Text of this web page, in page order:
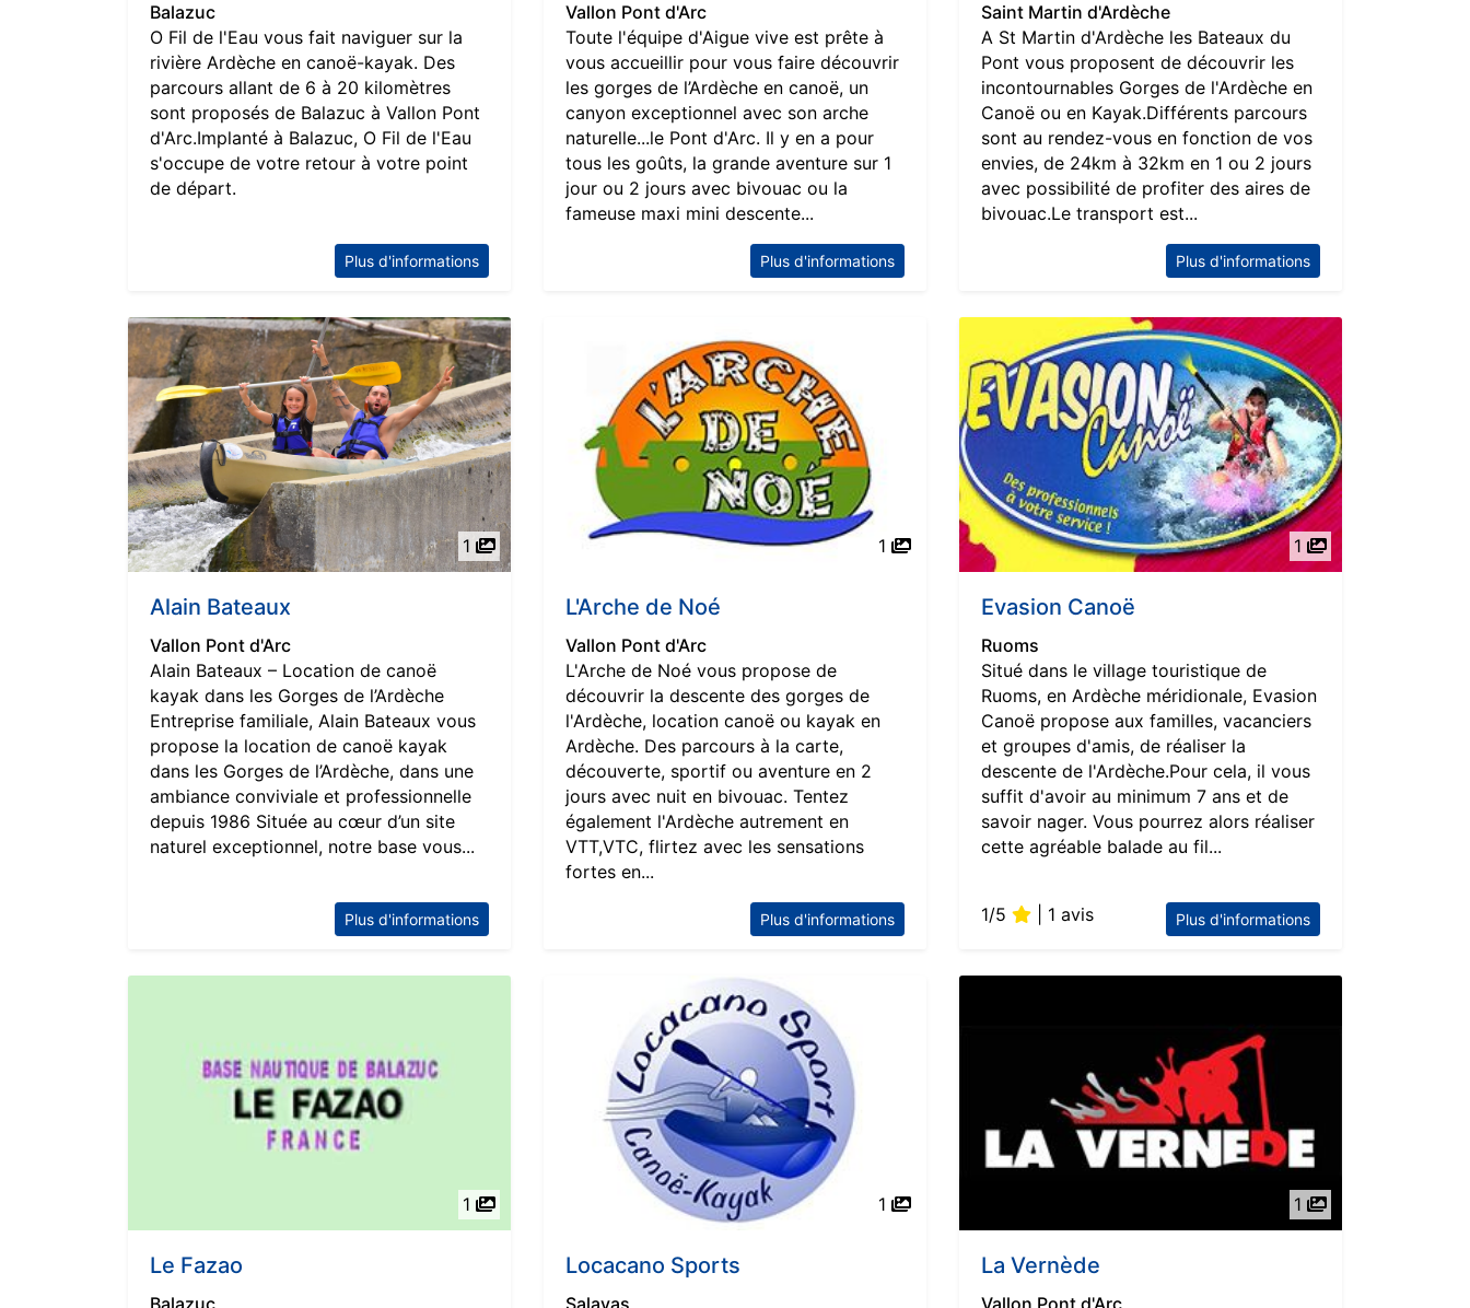
Balazuc
O Fil de l'Eau vous fait naviguer sur la
rivière Ardèche en canoë-kayak. Des
parcours allant de 6 à 20 kilomètres
sont proposés de Balazuc à Vallon Pont
d'Arc.Implanté à Balazuc, O Fil de l'Eau
s'occupe de votre retour à votre point
de départ.
Plus d'informations
Vallon Pont d'Arc
Toute l'équipe d'Aigue vive est prête à
vous accueillir pour vous faire découvrir
les gorges de l’Ardèche en canoë, un
canyon exceptionnel avec son arche
naturelle...le Pont d'Arc. Il y en a pour
tous les goûts, la grande aventure sur 1
jour ou 2 jours avec bivouac ou la
fameuse maxi mini descente...
Plus d'informations
Saint Martin d'Ardèche
A St Martin d'Ardèche les Bateaux du
Pont vous proposent de découvrir les
incontournables Gorges de l'Ardèche en
Canoë ou en Kayak.Différents parcours
sont au rendez-vous en fonction de vos
envies, de 24km à 32km en 1 ou 2 jours
avec possibilité de profiter des aires de
bivouac.Le transport est...
Plus d'informations
1
Alain Bateaux
Vallon Pont d'Arc
Alain Bateaux – Location de canoë
kayak dans les Gorges de l’Ardèche
Entreprise familiale, Alain Bateaux vous
propose la location de canoë kayak
dans les Gorges de l’Ardèche, dans une
ambiance conviviale et professionnelle
depuis 1986 Située au cœur d’un site
naturel exceptionnel, notre base vous...
Plus d'informations
1
L'Arche de Noé
Vallon Pont d'Arc
L'Arche de Noé vous propose de
découvrir la descente des gorges de
l'Ardèche, location canoë ou kayak en
Ardèche. Des parcours à la carte,
découverte, sportif ou aventure en 2
jours avec nuit en bivouac. Tentez
également l'Ardèche autrement en
VTT,VTC, flirtez avec les sensations
fortes en...
Plus d'informations
1
Evasion Canoë
Ruoms
Situé dans le village touristique de
Ruoms, en Ardèche méridionale, Evasion
Canoë propose aux familles, vacanciers
et groupes d'amis, de réaliser la
descente de l'Ardèche.Pour cela, il vous
suffit d'avoir au minimum 7 ans et de
savoir nager. Vous pourrez alors réaliser
cette agréable balade au fil...
1/5 | 1 avis Plus d'informations
1
Le Fazao
Balazuc
1
Locacano Sports
Salavas
1
La Vernède
Vallon Pont d'Arc